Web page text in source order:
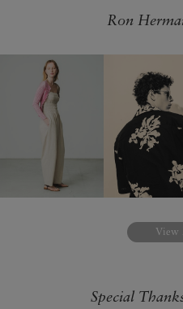
Ron
View
Special